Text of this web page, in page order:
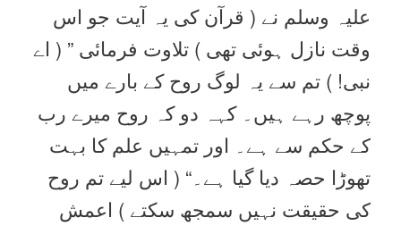
علیہ وسلم نے ( قرآن کی یہ آیت جو اس
وقت نازل ہوئی تھی ) تلاوت فرمائی ” ( اے
نبی! ) تم سے یہ لوگ روح کے بارے میں
پوچھ رہے ہیں۔ کہہ دو کہ روح میرے رب
کے حکم سے ہے۔ اور تمہیں علم کا بہت
تھوڑا حصہ دیا گیا ہے۔“ ( اس لیے تم روح
کی حقیقت نہیں سمجھ سکتے ) اعمش